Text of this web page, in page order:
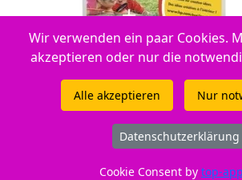
Wir verwenden ein paar Cookies.
akzeptieren oder nur die
Alle akzeptieren Nur
Datenschutzerklärung
Cookie Consent by top-